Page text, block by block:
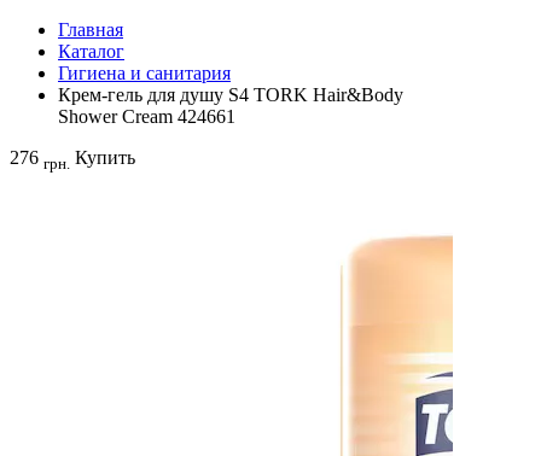
Главная
Каталог
Гигиена и санитария
Крем-гель для душу S4 TORK Hair&Body
Shower Cream 424661
276 грн. Купить